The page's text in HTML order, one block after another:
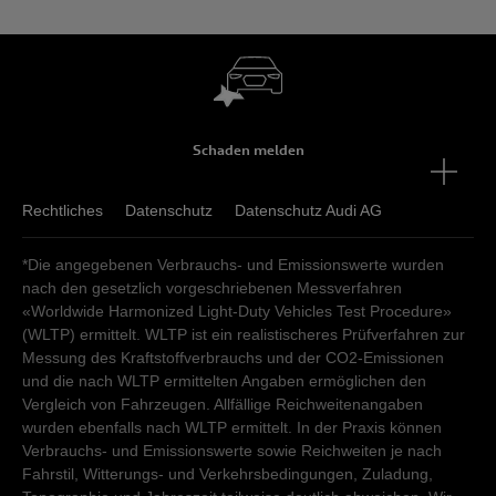
Schaden melden
Rechtliches Datenschutz Datenschutz Audi AG
*Die angegebenen Verbrauchs- und Emissionswerte wurden
nach den gesetzlich vorgeschriebenen Messverfahren
«Worldwide Harmonized Light-Duty Vehicles Test Procedure»
(WLTP) ermittelt. WLTP ist ein realistischeres Prüfverfahren zur
Messung des Kraftstoffverbrauchs und der CO2-Emissionen
und die nach WLTP ermittelten Angaben ermöglichen den
Vergleich von Fahrzeugen. Allfällige Reichweitenangaben
wurden ebenfalls nach WLTP ermittelt. In der Praxis können
Verbrauchs- und Emissionswerte sowie Reichweiten je nach
Fahrstil, Witterungs- und Verkehrsbedingungen, Zuladung,